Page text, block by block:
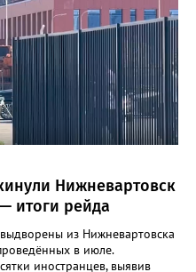
случаев болезнь
слизистой рта и
менингита приходится
подтвердили
Коксаки и эховирусов.
соблюдения правил
первых симптомах
Нижневартовск
итоги рейда
из Нижневартовска
в июле.
иностранцев, выявив